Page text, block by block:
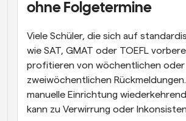
ohne Folgetermine
Viele Schüler, die sich auf
wie SAT, GMAT oder TOEFL
profitieren von wöchentlichen oder
zweiwöchentlichen
manuelle Einrichtung
kann zu Verwirrung oder